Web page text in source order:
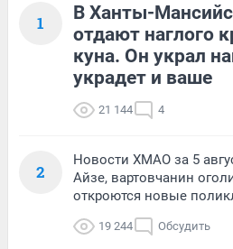
1
В Ханты-
отдают наглого
куна. Он украл
украдет и ваше
21 144 4
2
Новости ХМАО за 5
Айзе, вартовчанин
откроются новые
19 244 Обсудить